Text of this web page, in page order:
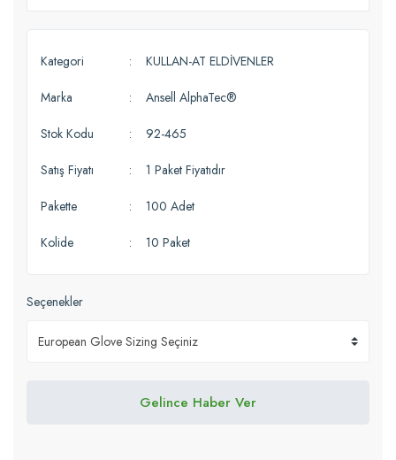
Kategori KULLAN-AT ELDİVENLER
Marka Ansell AlphaTec®
Stok Kodu 92-465
Satış Fiyatı 1 Paket Fiyatıdır
Pakette 100 Adet
Kolide 10 Paket
Seçenekler
Gelince Haber Ver